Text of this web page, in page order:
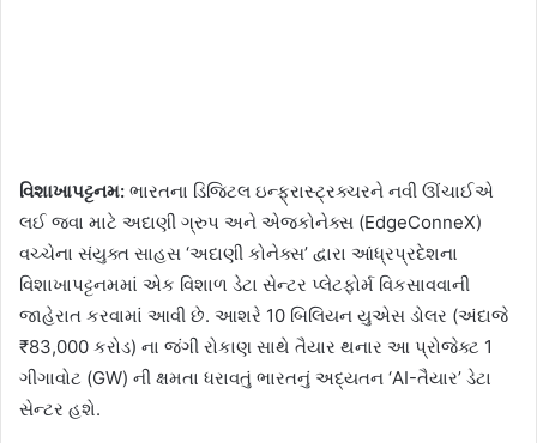
વિશાખાપટ્ટનમ: ભારતના ડિજિટલ ઇન્ફ્રાસ્ટ્રક્ચરને નવી ઊંચાઈએ
લઈ જવા માટે અદાણી ગ્રુપ અને એજકોનેક્સ (EdgeConneX)
વચ્ચેના સંયુક્ત સાહસ ‘અદાણી કોનેક્સ’ દ્વારા આંધ્રપ્રદેશના
વિશાખાપટ્ટનમમાં એક વિશાળ ડેટા સેન્ટર પ્લેટફોર્મ વિકસાવવાની
જાહેરાત કરવામાં આવી છે. આશરે 10 બિલિયન યુએસ ડોલર (અંદાજે
₹83,000 કરોડ) ના જંગી રોકાણ સાથે તૈયાર થનાર આ પ્રોજેક્ટ 1
ગીગાવોટ (GW) ની ક્ષમતા ધરાવતું ભારતનું અદ્યતન ‘AI-તૈયાર’ ડેટા
સેન્ટર હશે.